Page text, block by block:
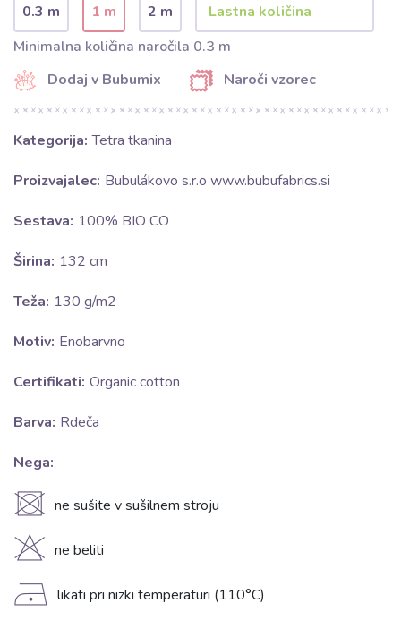
0.3 m 1 m
2 m
Minimalna količina naročila 0.3 m
Dodaj v Bubumix
Naroči vzorec
Kategorija: Tetra tkanina
Proizvajalec: Bubulákovo s.r.o www.bubufabrics.si
Sestava: 100% BIO CO
Širina: 132 cm
Teža: 130 g/m2
Motiv: Enobarvno
Certifikati: Organic cotton
Barva: Rdeča
Nega:
U ne sušite v sušilnem stroju
H ne beliti
D likati pri nizki temperaturi (110°C)